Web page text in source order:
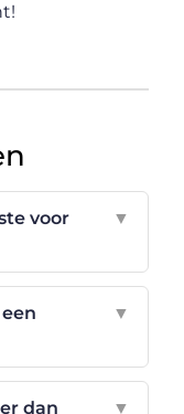
voor
▼
▼
dan ▼